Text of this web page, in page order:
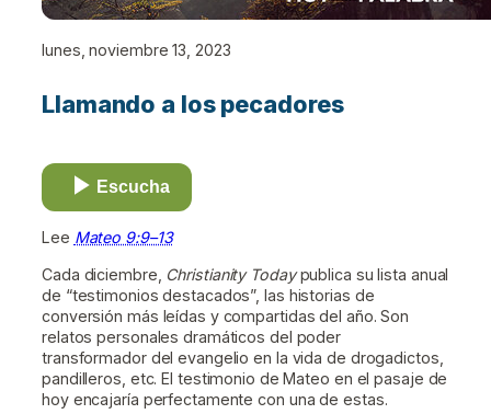
lunes, noviembre 13, 2023
Llamando a los pecadores
Escucha
Lee Mateo 9:9–13
Cada diciembre, Christianity Todaypublica su lista anual
de “testimonios destacados”, las historias de
conversión más leídas y compartidas del año. Son
relatos personales dramáticos del poder
transformador del evangelio en la vida de drogadictos,
pandilleros, etc. El testimonio de Mateo en el pasaje de
hoy encajaría perfectamente con una de estas.